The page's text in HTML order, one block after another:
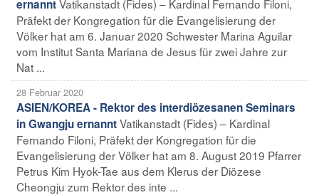
ernanntVatikanstadt (Fides) – Kardinal Fernando Filoni,
Präfekt der Kongregation für die Evangelisierung der
Völker hat am 6. Januar 2020 Schwester Marina Aguilar
vom Institut Santa Mariana de Jesus für zwei Jahre zur
Nat ...
28 Februar 2020
ASIEN/KOREA - Rektor des interdiözesanen Seminars
in Gwangju ernanntVatikanstadt (Fides) – Kardinal
Fernando Filoni, Präfekt der Kongregation für die
Evangelisierung der Völker hat am 8. August 2019 Pfarrer
Petrus Kim Hyok-Tae aus dem Klerus der Diözese
Cheongju zum Rektor des inte ...